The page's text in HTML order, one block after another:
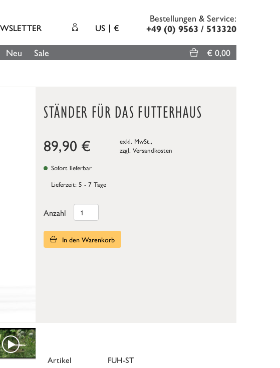
US €
Bestellungen & Service:
+49 (0) 9563 / 513320
Neu Sale € 0,00
STÄNDER FÜR DAS FUTTERHAUS
89,90 €
exkl. MwSt.,
zzgl. Versandkosten
Sofort lieferbar
Lieferzeit: 5 - 7 Tage
Anzahl
In den Warenkorb
Artikel FUH-ST